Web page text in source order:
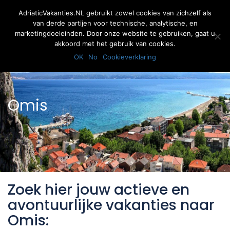
Inloggen Registreer
Omis
Zoek hier jouw actieve en
avontuurlijke vakanties naar
Omis:
AdriaticVakanties.NL gebruikt zowel cookies van zichzelf als
van derde partijen voor technische, analytische, en
marketingdoeleinden. Door onze website te gebruiken, gaat u
akkoord met het gebruik van cookies.
OK
No Cookieverklaring